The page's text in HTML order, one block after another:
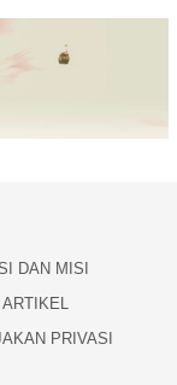
DAN MISI
ARTIKEL
PRIVASI